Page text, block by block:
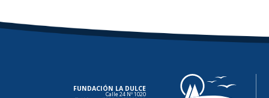
FUNDACIÓN LA DULCE
Calle 24 Nº 1020